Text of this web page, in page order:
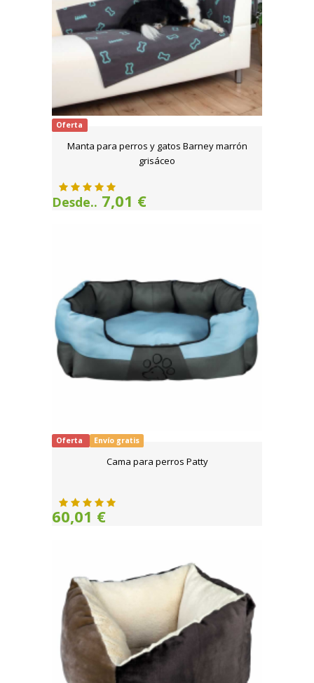
Oferta
Manta para perros y gatos Barney marrón
grisáceo
Desde.. 7,01 €
Oferta Envío gratis
Cama para perros Patty
60,01 €